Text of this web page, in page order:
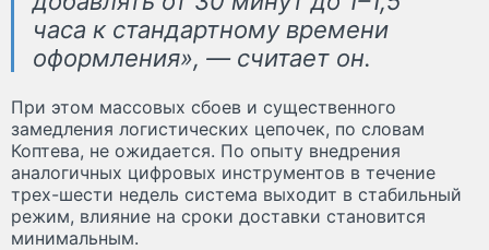
часа к стандартному времени
оформления», — считает он.
При этом массовых сбоев и существенного
замедления логистических цепочек, по словам
Коптева, не ожидается. По опыту внедрения
аналогичных цифровых инструментов в течение
трех-шести недель система выходит в стабильный
режим, влияние на сроки доставки становится
минимальным.